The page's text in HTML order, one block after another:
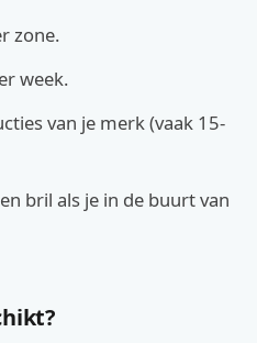
zone.
week.
van je merk (vaak 15-
bril als je in de buurt van